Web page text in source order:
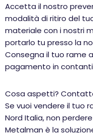
Accetta il nostro
modalità di ritiro del
materiale con i nostri
portarlo tu presso la
Consegna il tuo rame
pagamento in
Cosa aspetti?
Se vuoi vendere il tuo
Nord Italia, non
Metalman è la